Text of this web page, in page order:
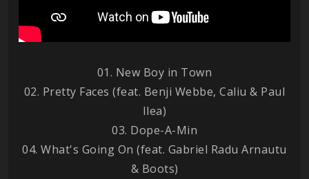
01. New Boy in Town
02. Pretty Faces (feat. Benji Webbe, Caliu & Paul
Ilea)
03. Dope-A-Min
04. What's Going On (feat. Gabriel Radu Arnautu
& Boots)